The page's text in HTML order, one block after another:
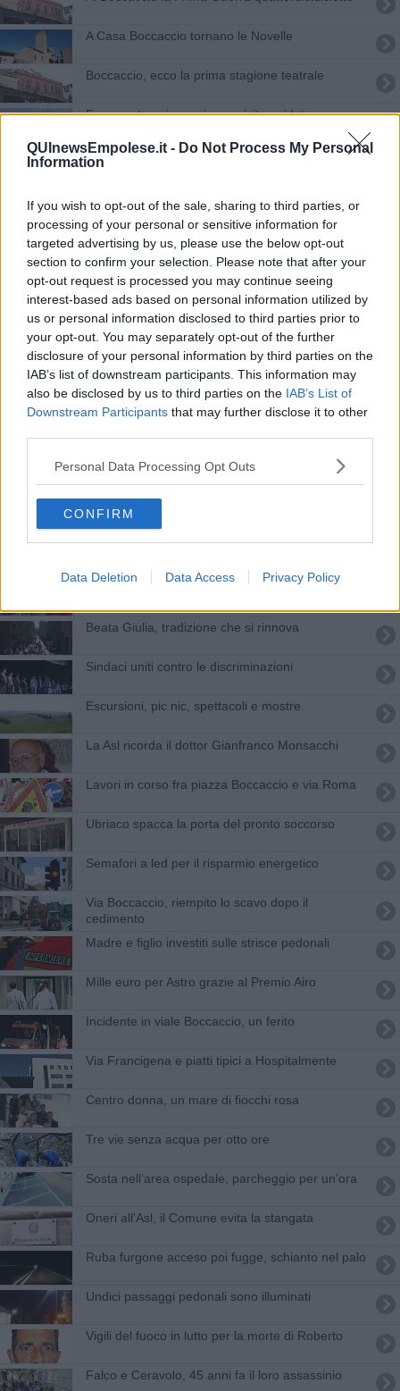
QUInewsEmpolese.it - Do Not Process My Personal
Information
If you wish to opt-out of the sale, sharing to third parties, or
processing of your personal or sensitive information for
targeted advertising by us, please use the below opt-out
section to confirm your selection. Please note that after your
opt-out request is processed you may continue seeing
interest-based ads based on personal information utilized by
us or personal information disclosed to third parties prior to
your opt-out. You may separately opt-out of the further
disclosure of your personal information by third parties on the
IAB’s list of downstream participants. This information may
also be disclosed by us to third parties on the IAB’s List of
Downstream Participants that may further disclose it to other
Personal Data Processing Opt Outs
CONFIRM
Data Deletion Data Access Privacy Policy
A Casa Boccaccio tornano le Novelle
Boccaccio, ecco la prima stagione teatrale
Ferragosto nei musei, con visite guidate
Strumenti da cucina come strumenti musicali
Mercantia, la carica dei seimila
Il 16esimo Premio Calindri a Sebastiano Somma
Croce Rossa in festa
Weekend certaldese tra musei, parchi e sagre
Decameron, proseguono le letture a Casa
Boccaccio
Maraviglioso Boccaccio, anteprima con gli attori
A Certaldo una tappa del Francigena Melody
Approvato il piano triennale opere pubbliche
Beata Giulia, tradizione che si rinnova
Sindaci uniti contro le discriminazioni
Escursioni, pic nic, spettacoli e mostre
La Asl ricorda il dottor Gianfranco Monsacchi
Lavori in corso fra piazza Boccaccio e via Roma
Ubriaco spacca la porta del pronto soccorso
​Semafori a led per il risparmio energetico
Via Boccaccio, riempito lo scavo dopo il
cedimento
Madre e figlio investiti sulle strisce pedonali
Mille euro per Astro grazie al Premio Airo
Incidente in viale Boccaccio, un ferito
Via Francigena e piatti tipici a Hospitalmente
Centro donna, un mare di fiocchi rosa
Tre vie senza acqua per otto ore
Sosta nell’area ospedale, parcheggio per un'ora
Oneri all'Asl, il Comune evita la stangata
Ruba furgone acceso poi fugge, schianto nel palo
Undici passaggi pedonali sono illuminati
Vigili del fuoco in lutto per la morte di Roberto
Falco e Ceravolo, 45 anni fa il loro assassinio